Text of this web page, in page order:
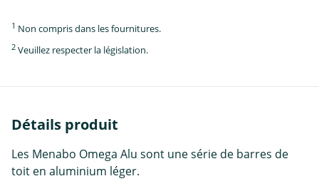
1 Non compris dans les fournitures.
2 Veuillez respecter la législation.
Détails produit
Les Menabo Omega Alu sont une série de barres de
toit en aluminium léger.